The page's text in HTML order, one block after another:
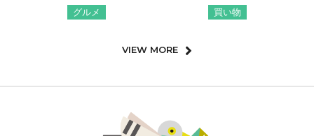
グルメ 買い物
VIEW MORE